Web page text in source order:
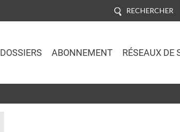
RECHERCHER
DOSSIERS ABONNEMENT RÉSEAUX DE